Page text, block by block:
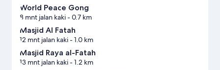
World Peace Gong
8 mnt jalan kaki- 0.7 km
Masjid Al Fatah
12 mnt jalan kaki- 1.0 km
Masjid Raya al-Fatah
13 mnt jalan kaki- 1.2 km